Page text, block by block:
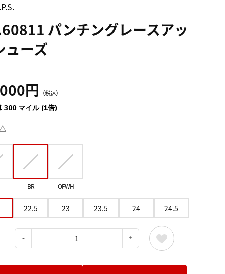
パンチングレースアッ
ューズ
円 （税込）
300 マイル (1倍)
BR OFWH
22.5 23 23.5 24 24.5